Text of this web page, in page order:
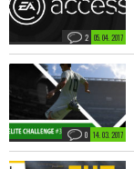
05. 04. 2017
2
14. 03. 2017
0